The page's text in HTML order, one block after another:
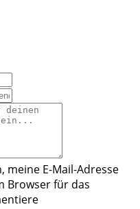
meine E-Mail-Adresse
Browser für das